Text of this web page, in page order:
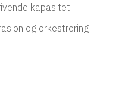
kapasitet
og orkestrering